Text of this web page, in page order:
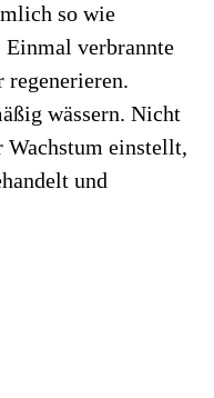
so wie
Einmal verbrannte
wässern. Nicht
Wachstum einstellt,
und